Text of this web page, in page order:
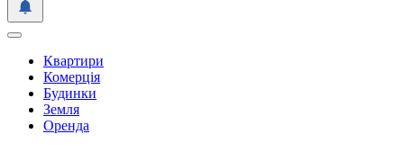
Квартири
Комерція
Будинки
Земля
Оренда